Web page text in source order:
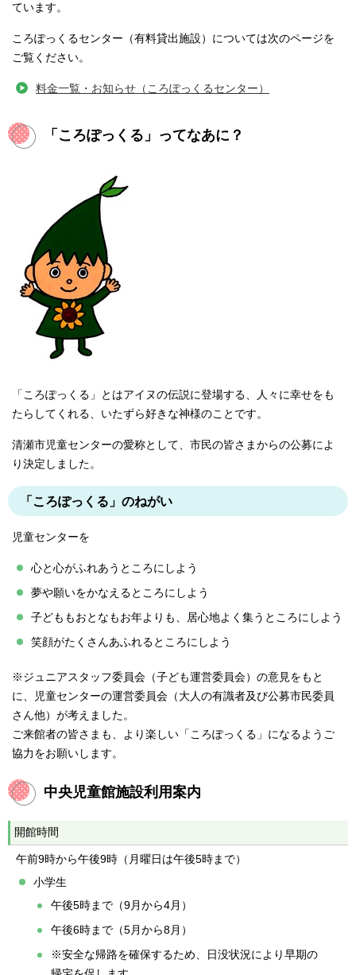
ています。
ころぽっくるセンター（有料貸出施設）については次のページを
ご覧ください。
料金一覧・お知らせ（ころぽっくるセンター）
「ころぽっくる」ってなあに？
「ころぽっくる」とはアイヌの伝説に登場する、人々に幸せをも
たらしてくれる、いたずら好きな神様のことです。
清瀬市児童センターの愛称として、市民の皆さまからの公募によ
り決定しました。
「ころぽっくる」のねがい
児童センターを
心と心がふれあうところにしよう
夢や願いをかなえるところにしよう
子どももおとなもお年よりも、居心地よく集うところにしよう
笑顔がたくさんあふれるところにしよう
※ジュニアスタッフ委員会（子ども運営委員会）の意見をもと
に、児童センターの運営委員会（大人の有識者及び公募市民委員
さん他）が考えました。
ご来館者の皆さまも、より楽しい「ころぽっくる」になるようご
協力をお願いします。
中央児童館施設利用案内
開館時間
午前9時から午後9時（月曜日は午後5時まで）
小学生
午後5時まで（9月から4月）
午後6時まで（5月から8月）
※安全な帰路を確保するため、日没状況により早期の